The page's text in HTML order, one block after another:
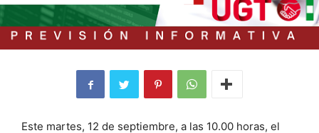
Este martes, 12 de septiembre, a las 10.00 horas, el